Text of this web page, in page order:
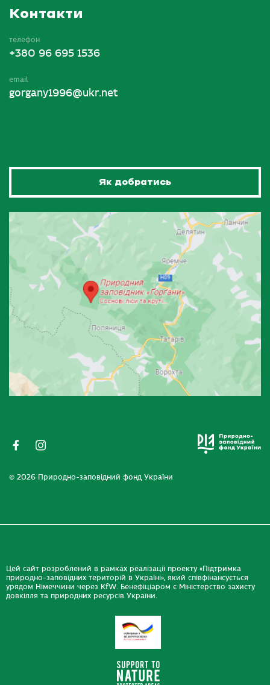
Контакти
телефон
+380 96 695 1536
email
gorgany1996@ukr.net
Як добратись
© 2026 Природно-заповідний фонд України
Цей сайт розроблений в рамках реалізації проекту «Підтримка
природно-заповідних територій в Україні», який співфінансується
урядом Німеччини через KfW. Бенефіціаром є Міністерство захисту
довкілля та природних ресурсів України.